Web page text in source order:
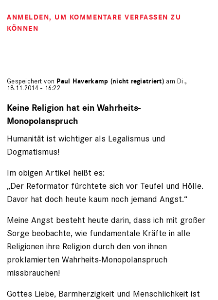
ANMELDEN, UM KOMMENTARE VERFASSEN ZU
KÖNNEN
Gespeichert von Paul Haverkamp (nicht registriert) am Di.,
18.11.2014 - 16:22
Keine Religion hat ein Wahrheits-
Monopolanspruch
Humanität ist wichtiger als Legalismus und
Dogmatismus!
Im obigen Artikel heißt es:
„Der Reformator fürchtete sich vor Teufel und Hölle.
Davor hat doch heute kaum noch jemand Angst.“
Meine Angst besteht heute darin, dass ich mit großer
Sorge beobachte, wie fundamentale Kräfte in alle
Religionen ihre Religion durch den von ihnen
proklamierten Wahrheits-Monopolanspruch
missbrauchen!
Gottes Liebe, Barmherzigkeit und Menschlichkeit ist